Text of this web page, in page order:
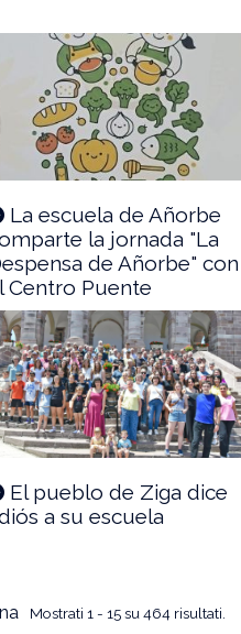
La escuela de Añorbe
la jornada "La
de Añorbe" con
Centro Puente
El pueblo de Ziga dice
a su escuela
Mostrati 1 - 15 su 464 risultati.